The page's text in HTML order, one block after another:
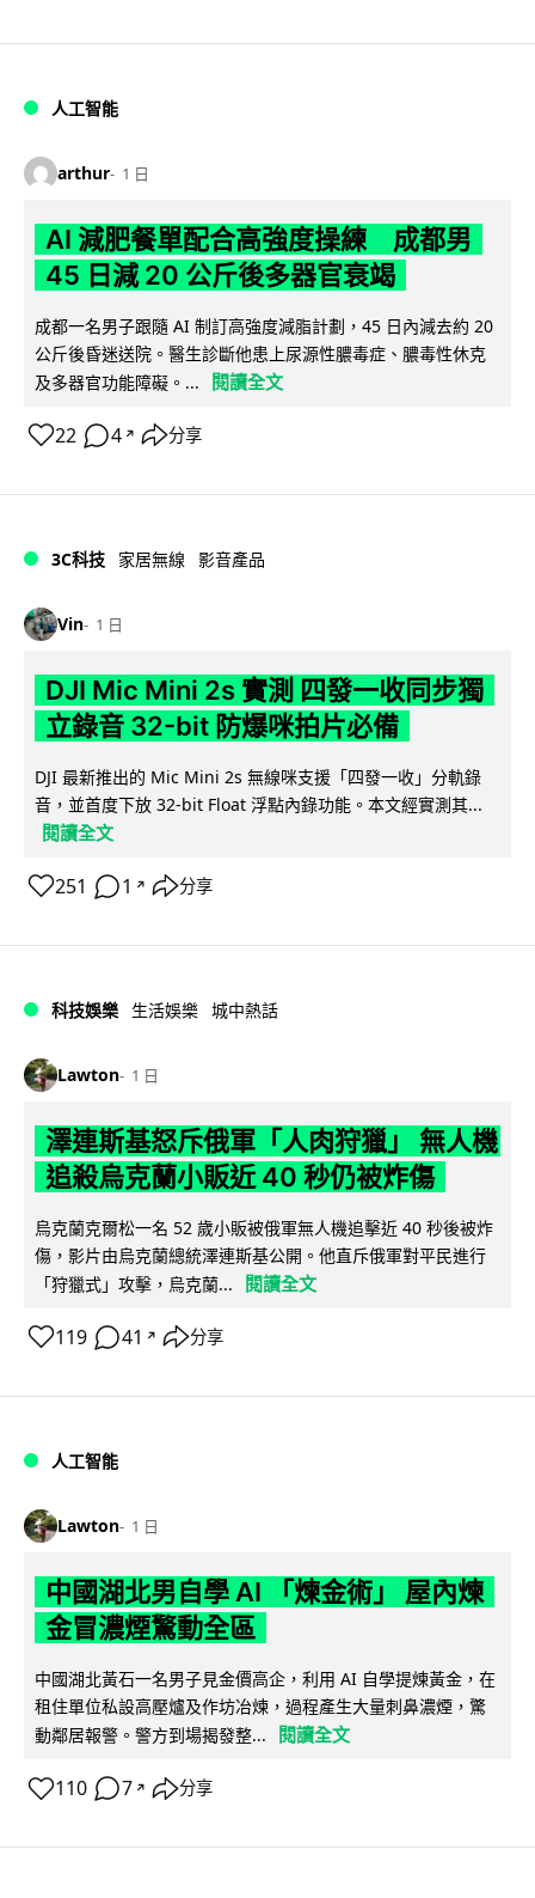
人工智能
arthur 1 日
AI 減肥餐單配合高強度操練 成都男
45 日減 20 公斤後多器官衰竭
成都一名男子跟隨 AI 制訂高強度減脂計劃，45 日內減去約 20
公斤後昏迷送院。醫生診斷他患上尿源性膿毒症、膿毒性休克
及多器官功能障礙。...
閱讀全文
22 4 ↗ 分享
3C科技 家居無線 影音產品
Vin 1 日
DJI Mic Mini 2s 實測 四發一收同步獨
立錄音 32-bit 防爆咪拍片必備
DJI 最新推出的 Mic Mini 2s 無線咪支援「四發一收」分軌錄
音，並首度下放 32-bit Float 浮點內錄功能。本文經實測其...
閱讀全文
251 1 ↗ 分享
科技娛樂 生活娛樂 城中熱話
Lawton 1 日
澤連斯基怒斥俄軍「人肉狩獵」 無人機
追殺烏克蘭小販近 40 秒仍被炸傷
烏克蘭克爾松一名 52 歲小販被俄軍無人機追擊近 40 秒後被炸
傷，影片由烏克蘭總統澤連斯基公開。他直斥俄軍對平民進行
「狩獵式」攻擊，烏克蘭...
閱讀全文
119 41 ↗ 分享
人工智能
Lawton 1 日
中國湖北男自學 AI 「煉金術」 屋內煉
金冒濃煙驚動全區
中國湖北黃石一名男子見金價高企，利用 AI 自學提煉黃金，在
租住單位私設高壓爐及作坊冶煉，過程產生大量刺鼻濃煙，驚
動鄰居報警。警方到場揭發整...
閱讀全文
110 7 ↗ 分享